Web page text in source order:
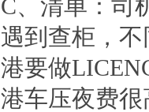
C、清单：司
遇到查柜，
港要做
港车压夜费很